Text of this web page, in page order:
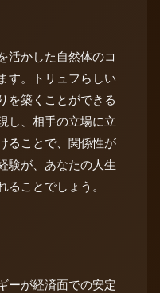
活かした自然体のコ
す。トリュフらしい
を築くことができる
し、相手の立場に立
ることで、関係性が
験が、あなたの人生
ことでしょう。
ーが経済面での安定